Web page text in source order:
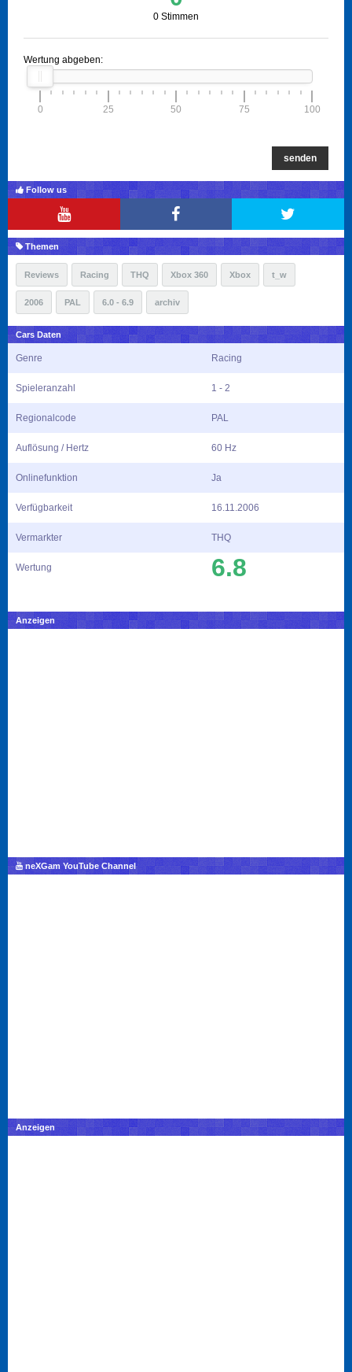
0 Stimmen
Wertung abgeben:
0 25 50 75 100
senden
Follow us
Themen
Reviews Racing THQ Xbox 360 Xbox t_w
2006 PAL 6.0 - 6.9 archiv
Cars Daten
Genre Racing
Spieleranzahl 1 - 2
Regionalcode PAL
Auflösung / Hertz 60 Hz
Onlinefunktion Ja
Verfügbarkeit 16.11.2006
Vermarkter THQ
Wertung 6.8
Anzeigen
neXGam YouTube Channel
Anzeigen